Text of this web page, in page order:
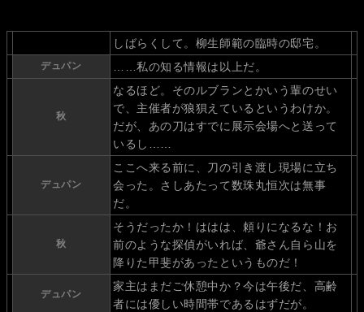
しばらくして。柳生師範の臨時の邸宅。
デュパン ……私の知る情報は以上だ。
秋
なるほど。そのルブランとかいう輩のせい
で、主催者が狼狽えているというわけか。
だが、あの刀はすでに展示会場へと送って
いるし……
デュパン
ここへ来る前に、刀の引き渡し現場に立ち
会った。さしあたって数珠丸恒次は無事
だ。
秋
そうだったか！ははは、頼りになるな！お
前のような探偵がいれば、爺さん自ら山を
降りた甲斐があったというものだ！
デュパン
家主はまだご休憩中か？今は午後だ、高齢
者には優しい時間帯であるはずだが。